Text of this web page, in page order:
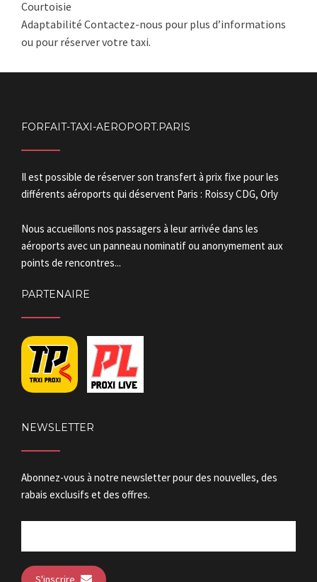
Courtoisie
Adaptabilité Contactez-nous pour plus d’informations
ou pour réserver votre taxi.
FORFAIT-TAXI-AEROPORT.PARIS
Il est possible de réserver son transfert à prix fixe pour les
différents aéroports qui déservent Paris : Roissy CDG, Orly
Nous accueillons nos passagers à leur arrivée dans les
aéroports avec un panneau nominatif ou anonymement aux
points de rencontres...
PARTENAIRE
NEWSLETTER
Abonnez-vous à notre newsletter pour des nouvelles, des
rabais exclusifs et des offres.
S'inscrire